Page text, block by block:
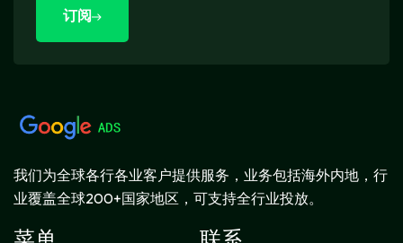
订阅
我们为全球各行各业客户提供服务，业务包括海外内地，行
业覆盖全球200+国家地区，可支持全行业投放。